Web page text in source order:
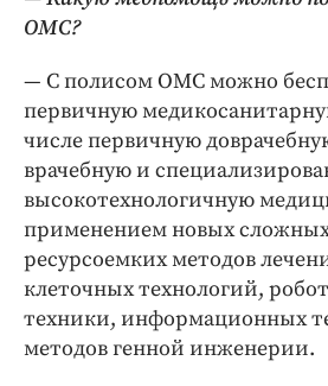
ОМС?
— С полисом ОМС можно
первичную
числе первичную
врачебную и
высокотехнологичную
применением новых
ресурсоемких методов
клеточных технологий,
техники, информационных
методов генной инженерии.